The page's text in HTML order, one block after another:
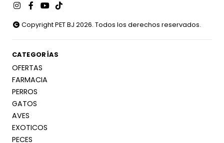
Copyright PET BJ 2026. Todos los derechos reservados.
CATEGORÍAS
OFERTAS
FARMACIA
PERROS
GATOS
AVES
EXOTICOS
PECES